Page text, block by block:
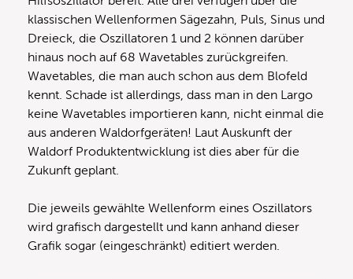
klassischen Wellenformen Sägezahn, Puls, Sinus und
Dreieck, die Oszillatoren 1 und 2 können darüber
hinaus noch auf 68 Wavetables zurückgreifen.
Wavetables, die man auch schon aus dem Blofeld
kennt. Schade ist allerdings, dass man in den Largo
keine Wavetables importieren kann, nicht einmal die
aus anderen Waldorfgeräten! Laut Auskunft der
Waldorf Produktentwicklung ist dies aber für die
Zukunft geplant.
Die jeweils gewählte Wellenform eines Oszillators
wird grafisch dargestellt und kann anhand dieser
Grafik sogar (eingeschränkt) editiert werden.